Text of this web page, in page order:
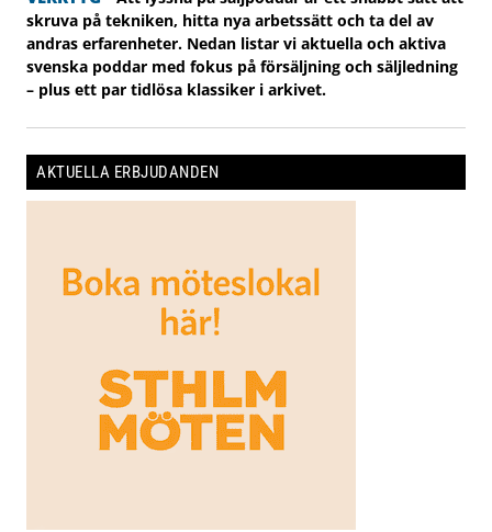
skruva på tekniken, hitta nya arbetssätt och ta del av
andras erfarenheter. Nedan listar vi aktuella och aktiva
svenska poddar med fokus på försäljning och säljledning
– plus ett par tidlösa klassiker i arkivet.
AKTUELLA ERBJUDANDEN